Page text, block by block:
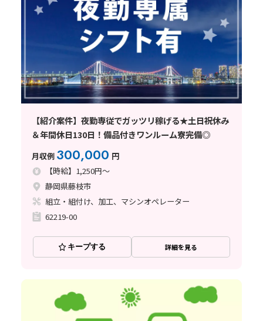
【紹介案件】夜勤専従でガッツリ稼げる★土日祝休み
＆年間休日130日！備品付きワンルーム寮完備◎
月収例 300,000 円
【時給】1,250円～
静岡県藤枝市
組立・組付け、加工、マシンオペレーター
62219-00
キープする 詳細を見る